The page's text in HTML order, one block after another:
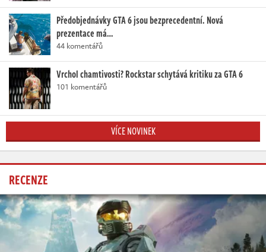
Předobjednávky GTA 6 jsou bezprecedentní. Nová
prezentace má…
44 komentářů
Vrchol chamtivosti? Rockstar schytává kritiku za GTA 6
101 komentářů
VÍCE NOVINEK
RECENZE